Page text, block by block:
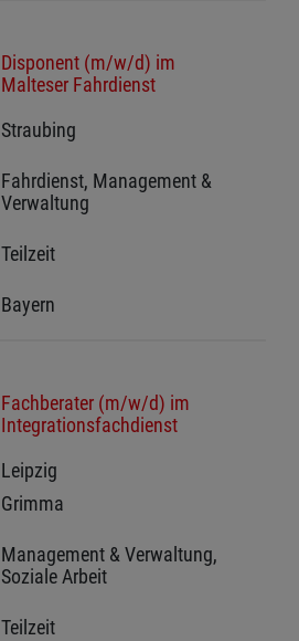
Disponent (m/w/d) im
Malteser Fahrdienst
Straubing
Fahrdienst, Management &
Verwaltung
Teilzeit
Bayern
Fachberater (m/w/d) im
Integrationsfachdienst
Leipzig
Grimma
Management & Verwaltung,
Soziale Arbeit
Teilzeit